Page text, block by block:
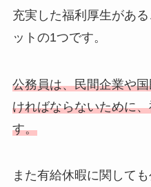
充実した福利厚生があ
ットの1つです。
公務員は、民間企業や
ければならないために
す。
また有給休暇に関して